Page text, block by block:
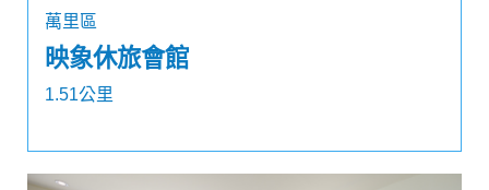
萬里區
映象休旅會館
1.51公里